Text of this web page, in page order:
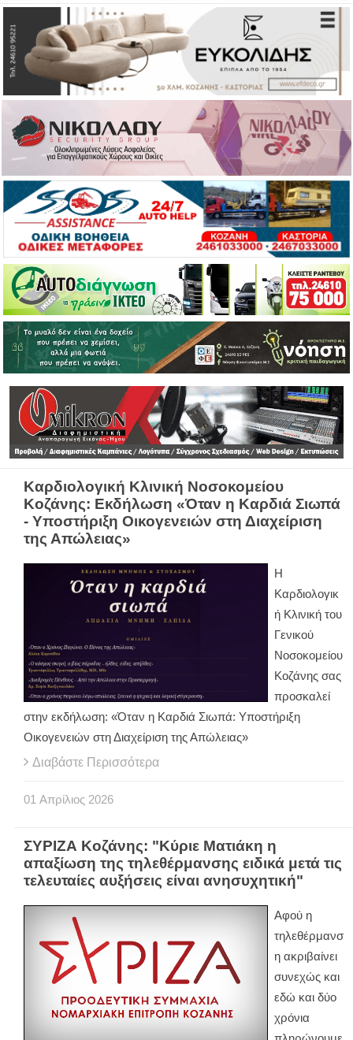
Καρδιολογική Κλινική Νοσοκομείου
Κοζάνης: Εκδήλωση «Όταν η Καρδιά Σιωπά
- Υποστήριξη Οικογενειών στη Διαχείριση
της Απώλειας»
Η
Καρδιολογικ
ή Κλινική του
Γενικού
Νοσοκομείου
Κοζάνης σας
προσκαλεί
στην εκδήλωση: «Όταν η Καρδιά Σιωπά: Υποστήριξη
Οικογενειών στη Διαχείριση της Απώλειας»
Διαβάστε Περισσότερα
01 Απρίλιος 2026
ΣΥΡΙΖΑ Κοζάνης: "Κύριε Ματιάκη η
απαξίωση της τηλεθέρμανσης ειδικά μετά τις
τελευταίες αυξήσεις είναι ανησυχητική"
Αφού η
τηλεθέρμανσ
η ακριβαίνει
συνεχώς και
εδώ και δύο
χρόνια